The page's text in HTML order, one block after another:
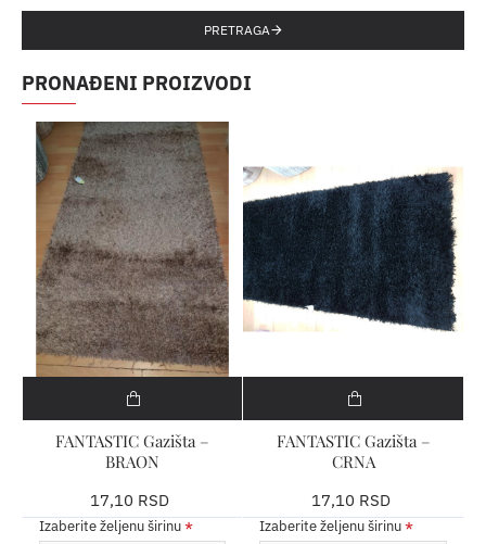
PRETRAGA
PRONAĐENI PROIZVODI
FANTASTIC Gazišta –
BRAON
17,10 RSD
Izaberite željenu širinu
FANTASTIC Gazišta –
CRNA
17,10 RSD
Izaberite željenu širinu